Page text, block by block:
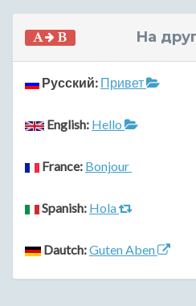
На
Русский: Привет
English: Hello
France: Bonjour
Spanish: Hola
Dautch:Guten Aben